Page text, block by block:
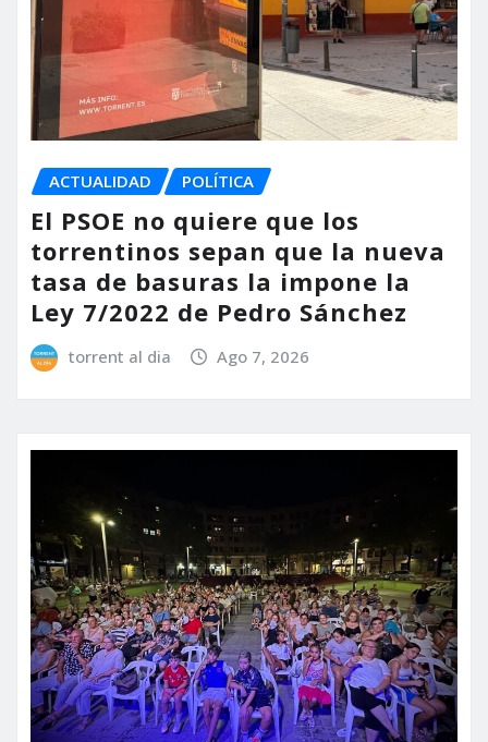
ACTUALIDAD POLÍTICA
El PSOE no quiere que los
torrentinos sepan que la nueva
tasa de basuras la impone la
Ley 7/2022 de Pedro Sánchez
torrent al dia Ago 7, 2026